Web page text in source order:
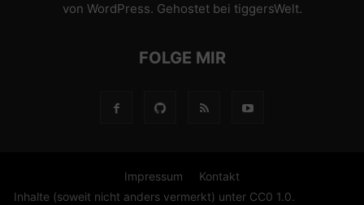
von WordPress. Gehostet bei tiggersWelt.
FOLGE MIR
Impressum
Kontakt
Inhalte (soweit nicht anders vermerkt) unter CC0 1.0.